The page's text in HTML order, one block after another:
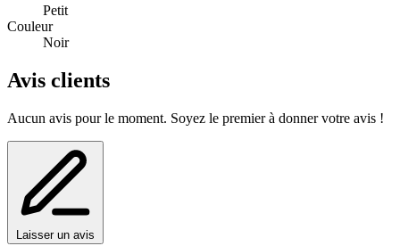
Petit
Couleur
Noir
Avis clients
Aucun avis pour le moment. Soyez le premier à donner votre avis !
Laisser un avis